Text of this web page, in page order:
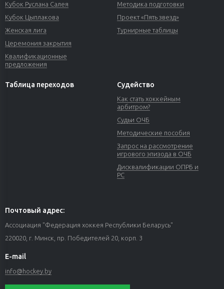
Кубок Руслана Салея
Кубок Цыплакова
Женская лига
Церемония закрытия
Квалификационные
предложения
Методика подготовки
Проект «Пять звезд»
Турнирные таблицы
Таблица переходов Судейство
Как стать хоккейным
арбитром?
Судьи ОЧБ
Методические пособия
Запрос на рассмотрение
игрового эпизода в ОЧБ
Дисквалификации ОПРБ и
РС
Почтовый адрес:
Ассоциация "Федерация хоккея Республики Беларусь"
220020, г. Минск, пр. Победителей 20, корп. 3
E-mail
info@hockey.by